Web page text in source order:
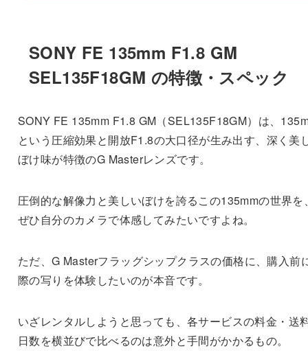
SONY FE 135mm F1.8 GM
SEL135F18GM の特徴・スペック
SONY FE 135mm F1.8 GM（SEL135F18GM）は、
という圧縮効果と開放F1.8の大口径が生み出す、深く美
ぼけ味が特徴のG Masterレンズです。
圧倒的な解像力と美しいぼけを誇るこの135mmの世界を
ぜひ自分のカメラで体感してみたいですよね。
ただ、G Masterフラッグシップクラスの価格に、購入前
際の写りを体験したいのが本音です。
いざレンタルしようと思っても、各サービスの料金・送
日数を横並びで比べるのは意外と手間がかかるもの。